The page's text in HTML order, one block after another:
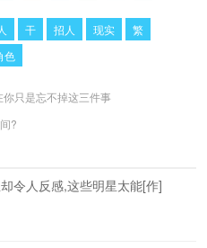
干 招人 现实
繁
色
只是忘不掉这三件事
?
令人反感,这些明星太能[作]